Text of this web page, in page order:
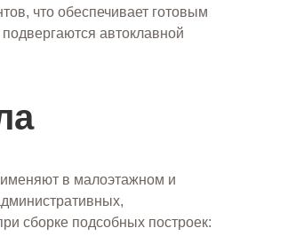
что обеспечивает готовым
автоклавной
в малоэтажном и
сборке подсобных построек: